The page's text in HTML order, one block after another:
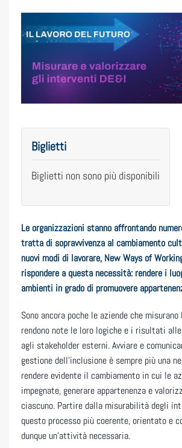
Biglietti
Biglietti non sono più disponibili
Le organizzazioni stanno affrontando
tratta di sopravvivenza al cambiamento
nuovi modi di lavorare, New Ways of
rispondere a questa necessità: rendere i
ambienti in grado di promuovere
Sono ancora poche le aziende che misurano
rendono note le loro logiche e i risultati
agli stakeholder esterni. Avviare e
gestione dell’inclusione è sempre più una
rendere evidente il cambiamento in cui le
impegnate, generare appartenenza e
ciascuno. Partire dalla misurabilità degli
questo processo più coerente, orientato e
dunque un’attività necessaria.